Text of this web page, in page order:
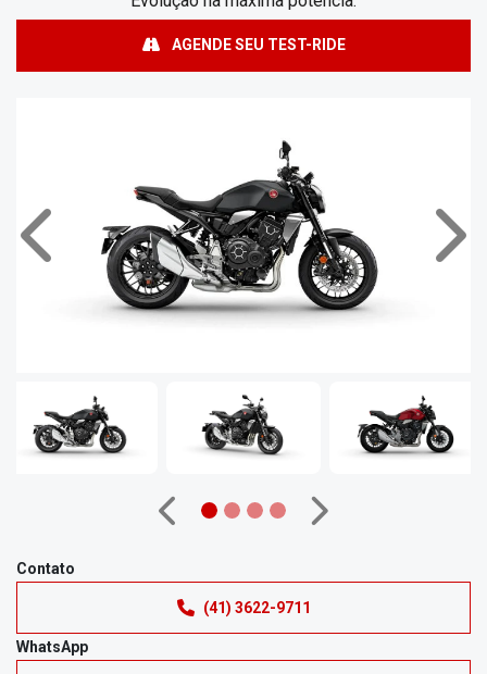
AGENDE SEU TEST-RIDE
Anterior
Anterior Próximo
Contato
(41) 3622-9711
WhatsApp